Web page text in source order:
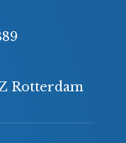
Rotterdam